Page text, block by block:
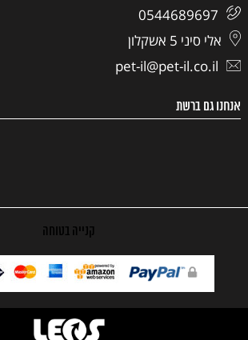
0544689697
אלי סיני 5 אשקלון
pet-il@pet-il.co.il
אנחנו גם ברשת
קנייה בטוחה